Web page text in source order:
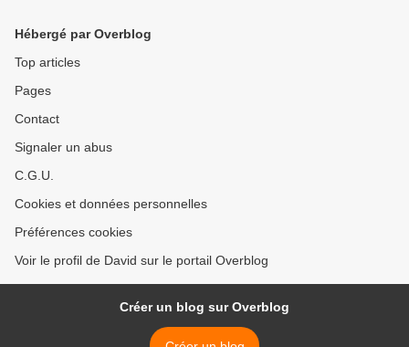
Hébergé par Overblog
Top articles
Pages
Contact
Signaler un abus
C.G.U.
Cookies et données personnelles
Préférences cookies
Voir le profil de David sur le portail Overblog
Créer un blog sur Overblog